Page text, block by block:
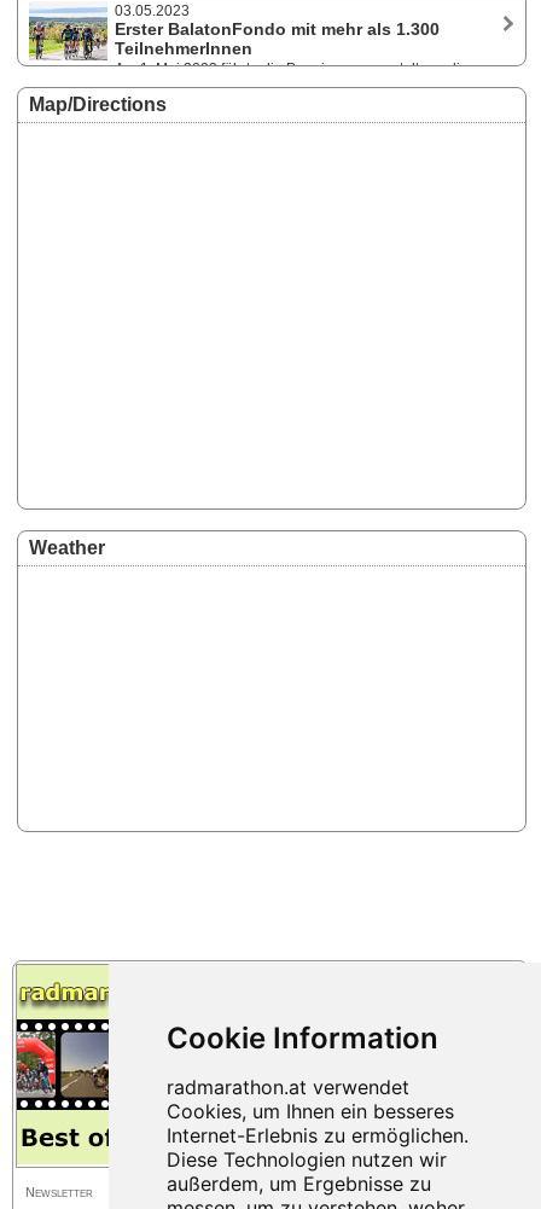
03.05.2023
Erster BalatonFondo mit mehr als 1.300
TeilnehmerInnen
Am 1. Mai 2023 führte die Premierenveranstaltung die
Radsportbegeisterten über 126 (Granfondo) bzw. 60 Kilometer
(Mediofondo) durch eine der schönsten Regionen Ungarns. Stargast
war Attila Valter, aktueller ungarischer Meister und ehemaliger Träger
Map/Directions
Weather
Newsletter